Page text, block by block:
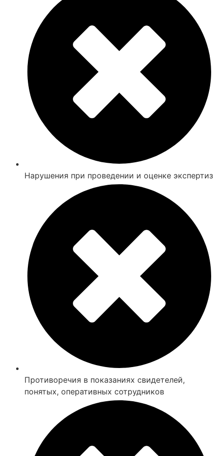
Нарушения при проведении и оценке экспертиз
Противоречия в показаниях свидетелей,
понятых, оперативных сотрудников